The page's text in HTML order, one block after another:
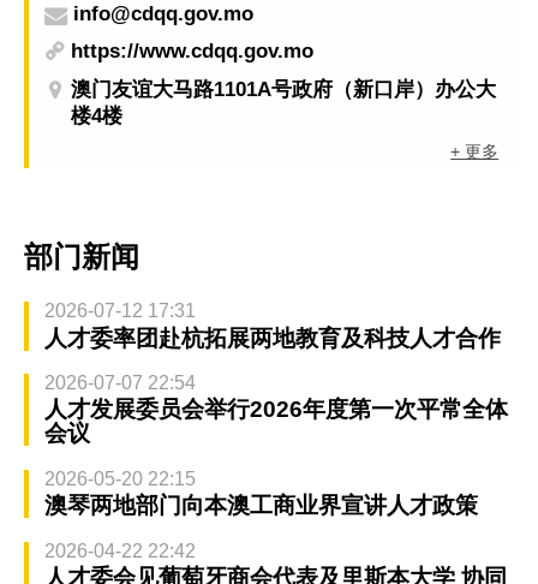
info@cdqq.gov.mo
https://www.cdqq.gov.mo
澳门友谊大马路1101A号政府（新口岸）办公大
楼4楼
+ 更多
部门新闻
2026-07-12 17:31
人才委率团赴杭拓展两地教育及科技人才合作
2026-07-07 22:54
人才发展委员会举行2026年度第一次平常全体
会议
2026-05-20 22:15
澳琴两地部门向本澳工商业界宣讲人才政策
2026-04-22 22:42
人才委会见葡萄牙商会代表及里斯本大学 协同